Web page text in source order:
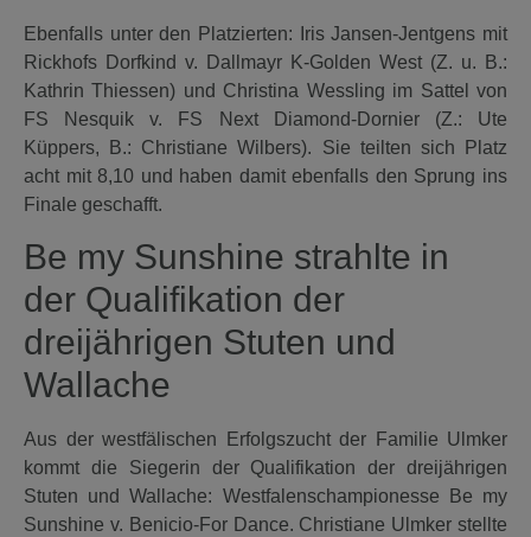
Ebenfalls unter den Platzierten: Iris Jansen-Jentgens mit
Rickhofs Dorfkind v. Dallmayr K-Golden West (Z. u. B.:
Kathrin Thiessen) und Christina Wessling im Sattel von
FS Nesquik v. FS Next Diamond-Dornier (Z.: Ute
Küppers, B.: Christiane Wilbers). Sie teilten sich Platz
acht mit 8,10 und haben damit ebenfalls den Sprung ins
Finale geschafft.
Be my Sunshine strahlte in
der Qualifikation der
dreijährigen Stuten und
Wallache
Aus der westfälischen Erfolgszucht der Familie Ulmker
kommt die Siegerin der Qualifikation der dreijährigen
Stuten und Wallache: Westfalenschampionesse Be my
Sunshine v. Benicio-For Dance. Christiane Ulmker stellte